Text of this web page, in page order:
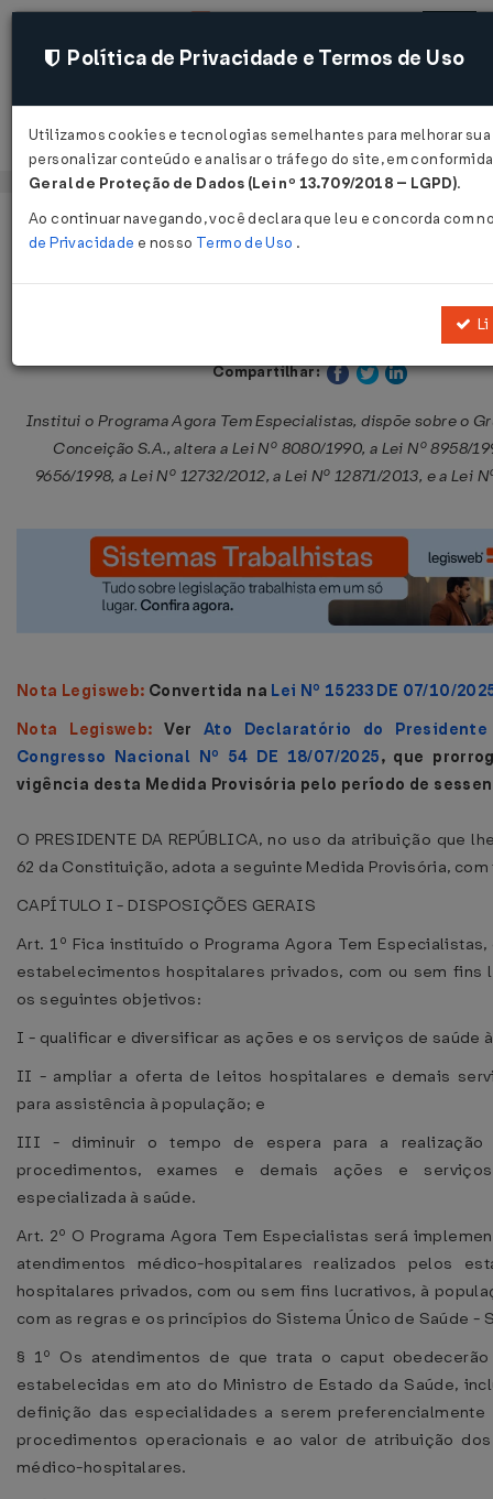
Acessar
Página Inicial Legislações Legislação Federal
Medida Provisória Nº 1301 DE 30/
Compartilhar:
Institui o Programa Agora Tem Especialistas, dispõe sobre o
Conceição S.A., altera a Lei Nº 8080/1990, a Lei Nº 8958/
9656/1998, a Lei Nº 12732/2012, a Lei Nº 12871/2013, e a Lei
Nota Legisweb: Convertida na Lei Nº 15233 DE 07/10/
Nota Legisweb:Ver Ato Declaratório do
Congresso Nacional Nº 54 DE 18/07/2025, que
vigência desta Medida Provisória pelo período de
O PRESIDENTE DA REPÚBLICA, no uso da atribuição que
62 da Constituição, adota a seguinte Medida Provisória,
CAPÍTULO I - DISPOSIÇÕES GERAIS
Art. 1º Fica instituído o Programa Agora Tem
estabelecimentos hospitalares privados, com ou sem fins
os seguintes objetivos:
I - qualificar e diversificar as ações e os serviços de saúde
II - ampliar a oferta de leitos hospitalares e demais
para assistência à população; e
III - diminuir o tempo de espera para a realização
procedimentos, exames e demais ações e
especializada à saúde.
Art. 2º O Programa Agora Tem Especialistas será
atendimentos médico-hospitalares realizados pelos
hospitalares privados, com ou sem fins lucrativos, à
com as regras e os princípios do Sistema Único de Saúde -
§ 1º Os atendimentos de que trata o caput
estabelecidas em ato do Ministro de Estado da Saúde,
definição das especialidades a serem preferencialmente
procedimentos operacionais e ao valor de atribuição
médico-hospitalares.
Política de Privacidade e Termos de Uso
Utilizamos cookies e tecnologias semelhantes para melhorar
personalizar conteúdo e analisar o tráfego do site, em
Geral de Proteção de Dados (Lei nº 13.709/2018 – LGPD).
Ao continuar navegando, você declara que leu e concorda com
de Privacidade e nosso Termo de Uso .